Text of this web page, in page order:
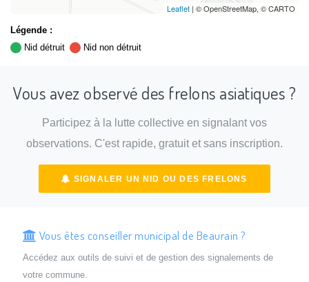
Leaflet | © OpenStreetMap, © CARTO
Légende :
Nid détruit
Nid non détruit
Vous avez observé des frelons asiatiques ?
Participez à la lutte collective en signalant vos
observations. C'est rapide, gratuit et sans inscription.
SIGNALER UN NID OU DES FRELONS
Vous êtes conseiller municipal de Beaurain ?
Accédez aux outils de suivi et de gestion des signalements de
votre commune.